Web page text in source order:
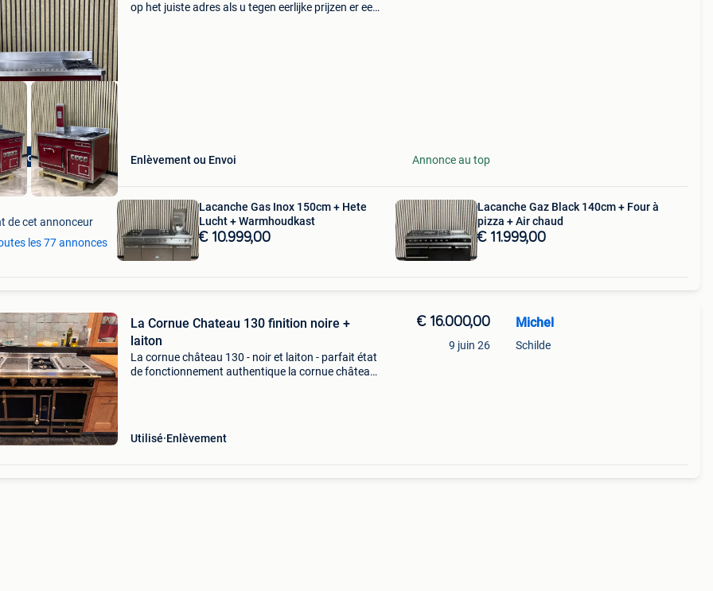
Fornuis
op het juiste adres als u tegen eerlijke prijzen er een
Enlèvement ou Envoi Annonce au top
de cet annonceur
les 77 annonces
Lacanche Gas Inox 150cm + Hete
Lucht + Warmhoudkast
€ 10.999,00
Lacanche Gaz Black 140cm + Four à
pizza + Air chaud
€ 11.999,00
La Cornue Chateau 130 finition noire +
laiton
La cornue château 130 - noir et laiton - parfait état
de fonctionnement authentique la cornue château
Utilisé Enlèvement
€ 16.000,00
9 juin 26
Michel
Schilde